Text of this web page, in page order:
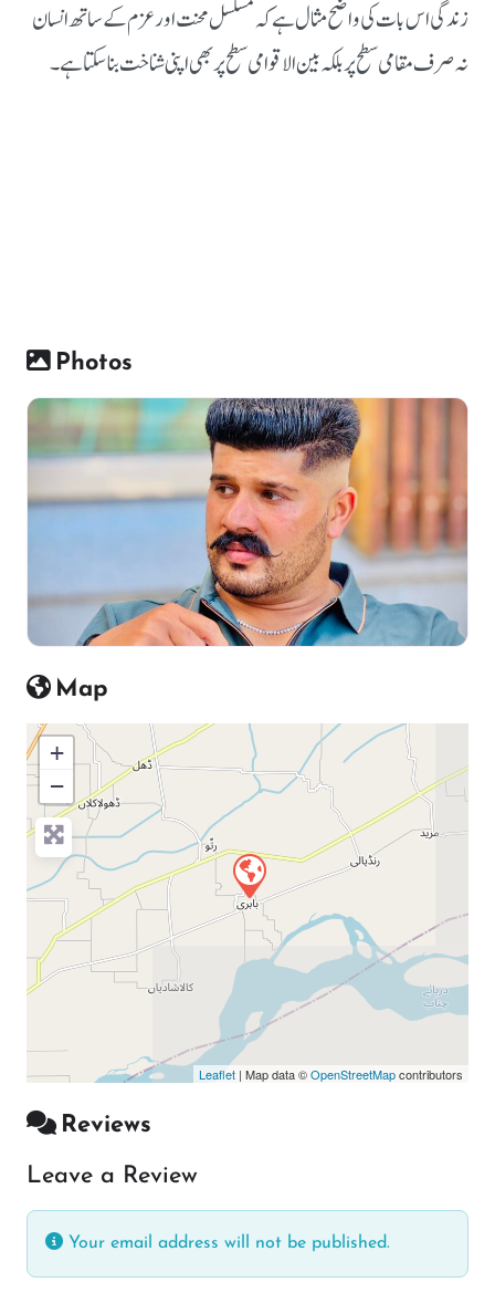
زندگی اس بات کی واضح مثال ہے کہ مسلسل محنت اور عزم کے ساتھ انسان
نہ صرف مقامی سطح پر بلکہ بین الاقوامی سطح پر بھی اپنی شناخت بنا سکتا ہے۔
Photos
Map
+
−
Press Enter key to search
Leaflet | Map data ©OpenStreetMapcontributors
Reviews
Leave a Review
Your email address will not be published.